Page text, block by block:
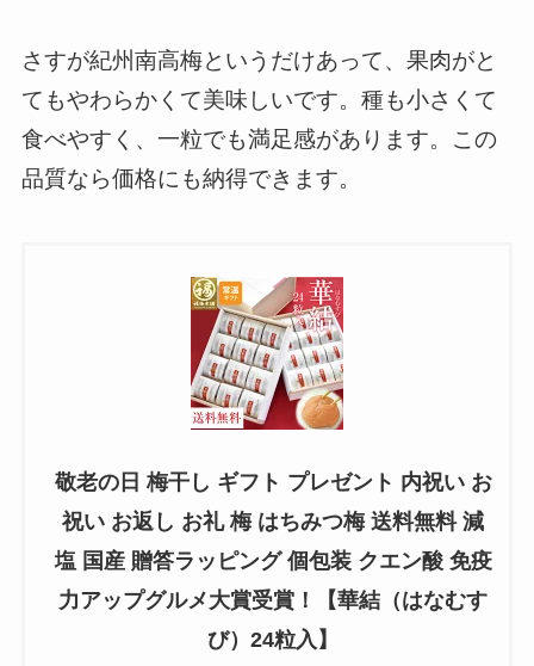
さすが紀州南高梅というだけあって、果肉がと
てもやわらかくて美味しいです。種も小さくて
食べやすく、一粒でも満足感があります。この
品質なら価格にも納得できます。
敬老の日 梅干し ギフト プレゼント 内祝い お
祝い お返し お礼 梅 はちみつ梅 送料無料 減
塩 国産 贈答ラッピング 個包装 クエン酸 免疫
力アップグルメ大賞受賞！【華結（はなむす
び）24粒入】